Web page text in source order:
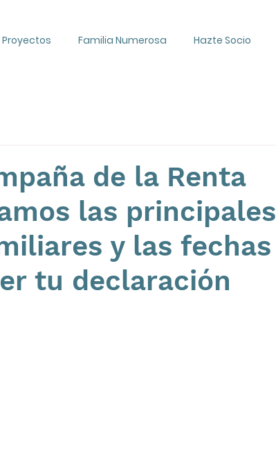
Proyectos Familia Numerosa Hazte Socio
de la Renta
las principales
y las fechas
tu declaración